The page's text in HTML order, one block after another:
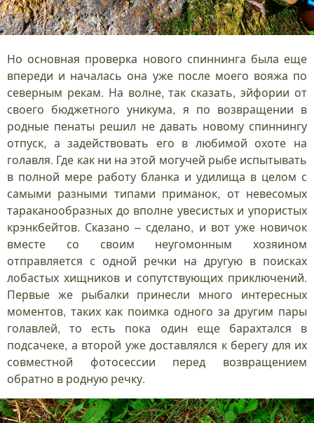
Но основная проверка нового спиннинга была еще
впереди и началась она уже после моего вояжа по
северным рекам. На волне, так сказать, эйфории от
своего бюджетного уникума, я по возвращении в
родные пенаты решил не давать новому спиннингу
отпуск, а задействовать его в любимой охоте на
голавля. Где как ни на этой могучей рыбе испытывать
в полной мере работу бланка и удилища в целом с
самыми разными типами приманок, от невесомых
тараканообразных до вполне увесистых и упористых
крэнкбейтов. Сказано – сделано, и вот уже новичок
вместе со своим неугомонным хозяином
отправляется с одной речки на другую в поисках
лобастых хищников и сопутствующих приключений.
Первые же рыбалки принесли много интересных
моментов, таких как поимка одного за другим пары
голавлей, то есть пока один еще барахтался в
подсачеке, а второй уже доставлялся к берегу для их
совместной фотосессии перед возвращением
обратно в родную речку.